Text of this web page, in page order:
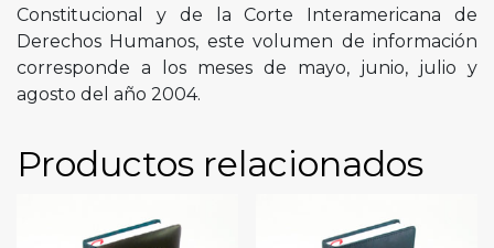
Constitucional y de la Corte Interamericana de
Derechos Humanos, este volumen de información
corresponde a los meses de mayo, junio, julio y
agosto del año 2004.
Productos relacionados